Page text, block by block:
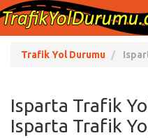
Trafik Yol Durumu
Isparta Trafik
Isparta Trafik